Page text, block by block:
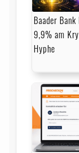
Baader
9,9% am
Hyphe